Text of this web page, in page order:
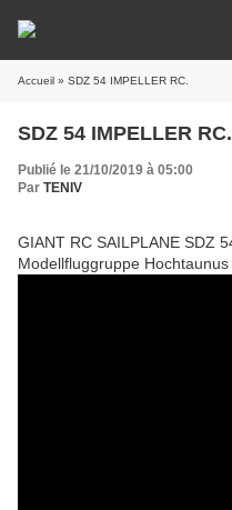
Accueil » SDZ 54 IMPELLER RC.
SDZ 54 IMPELLER RC.
Publié le 21/10/2019 à 05:00
Par TENIV
GIANT RC SAILPLANE SDZ
Modellfluggruppe Hochtaunus